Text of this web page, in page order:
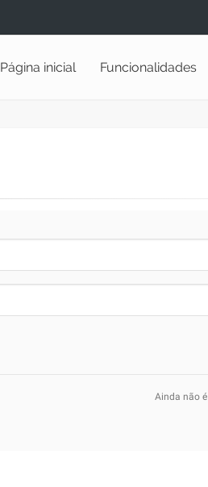
Página inicial Funcionalidades
Ainda não